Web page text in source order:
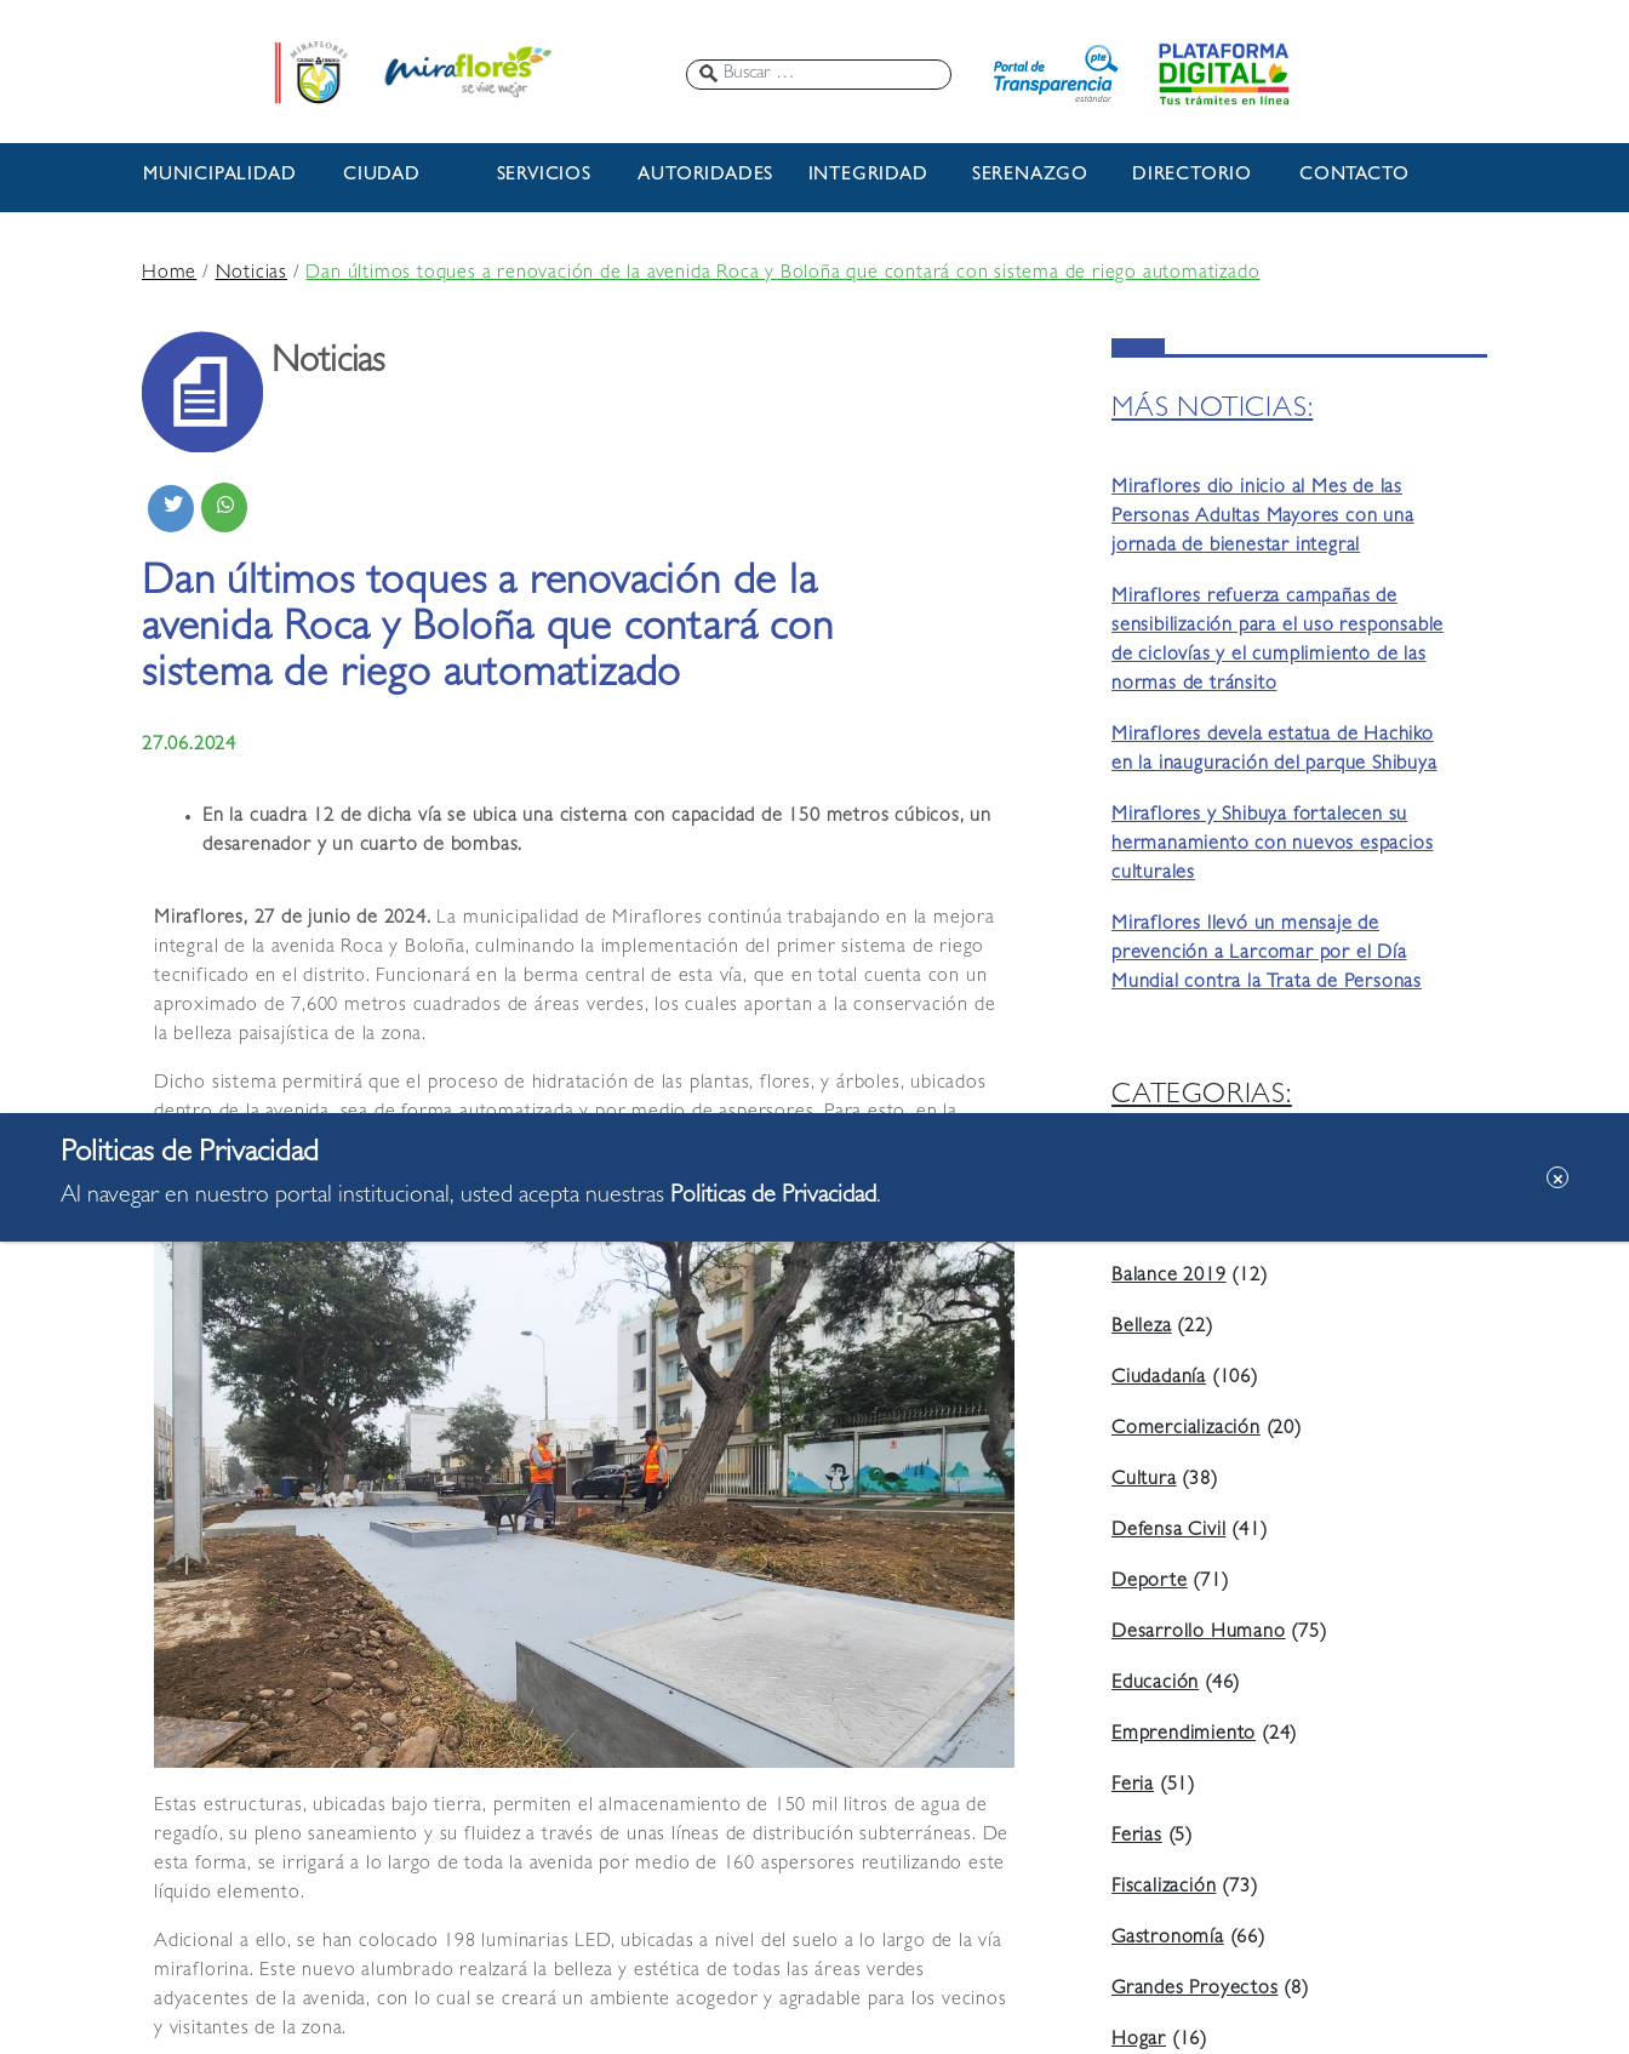
MUNICIPALIDAD CIUDAD SERVICIOS AUTORIDADES INTEGRIDAD SERENAZGO DIRECTORIO CONTACTO
Home/Noticias /Dan últimos toques a renovación de la avenida Roca y Boloña que contará con sistema de riego automatizado
Noticias
Dan últimos toques a renovación de la
avenida Roca y Boloña que contará con
sistema de riego automatizado
27.06.2024
En la cuadra 12 de dicha vía se ubica una cisterna con capacidad de 150 metros cúbicos, un
desarenador y un cuarto de bombas.
Miraflores, 27 de junio de 2024. La municipalidad de Miraflores continúa trabajando en la mejora
integral de la avenida Roca y Boloña, culminando la implementación del primer sistema de riego
tecnificado en el distrito. Funcionará en la berma central de esta vía, que en total cuenta con un
aproximado de 7,600 metros cuadrados de áreas verdes, los cuales aportan a la conservación de
la belleza paisajística de la zona.
Dicho sistema permitirá que el proceso de hidratación de las plantas, flores, y árboles, ubicados
dentro de la avenida, sea de forma automatizada y por medio de aspersores. Para esto, en la
cuadra 12 está ubicada una cisterna con capacidad de 150 metros cúbicos, un desarenador y un
Estas estructuras, ubicadas bajo tierra, permiten el almacenamiento de 150 mil litros de agua de
regadío, su pleno saneamiento y su fluidez a través de unas líneas de distribución subterráneas. De
esta forma, se irrigará a lo largo de toda la avenida por medio de 160 aspersores reutilizando este
líquido elemento.
Adicional a ello, se han colocado 198 luminarias LED, ubicadas a nivel del suelo a lo largo de la vía
miraflorina. Este nuevo alumbrado realzará la belleza y estética de todas las áreas verdes
adyacentes de la avenida, con lo cual se creará un ambiente acogedor y agradable para los vecinos
y visitantes de la zona.
MÁS NOTICIAS:
Miraflores dio inicio al Mes de las
Personas Adultas Mayores con una
jornada de bienestar integral
Miraflores refuerza campañas de
sensibilización para el uso responsable
de ciclovías y el cumplimiento de las
normas de tránsito
Miraflores devela estatua de Hachiko
en la inauguración del parque Shibuya
Miraflores y Shibuya fortalecen su
hermanamiento con nuevos espacios
culturales
Miraflores llevó un mensaje de
prevención a Larcomar por el Día
Mundial contra la Trata de Personas
CATEGORIAS:
Balance 2019(12)
Belleza(22)
Ciudadanía (106)
Comercialización(20)
Cultura(38)
Defensa Civil(41)
Deporte(71)
Desarrollo Humano(75)
Educación(46)
Emprendimiento(24)
Feria (51)
Ferias(5)
Fiscalización(73)
Gastronomía(66)
Grandes Proyectos(8)
Hogar (16)
Al navegar en nuestro portal institucional, usted acepta nuestras Politicas de Privacidad.